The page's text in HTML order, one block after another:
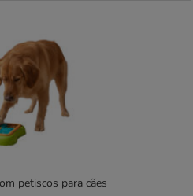
petiscos para cães